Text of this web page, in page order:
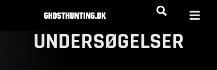
UNDERSØGELSER